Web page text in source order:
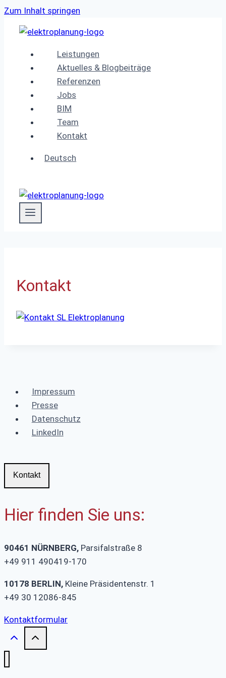
Zum Inhalt springen
Leistungen
Aktuelles & Blogbeiträge
Referenzen
Jobs
BIM
Team
Kontakt
Deutsch
Kontakt
Impressum
Presse
Datenschutz
LinkedIn
Kontakt
Hier finden Sie uns:
90461 NÜRNBERG, Parsifalstraße 8
+49 911 490419-170
10178 BERLIN, Kleine Präsidentenstr. 1
+49 30 12086-845
Kontaktformular